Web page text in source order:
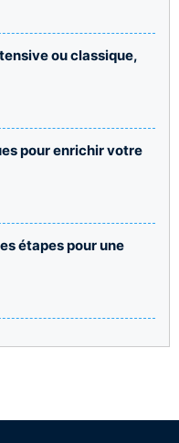
ou classique,
pour enrichir votre
étapes pour une